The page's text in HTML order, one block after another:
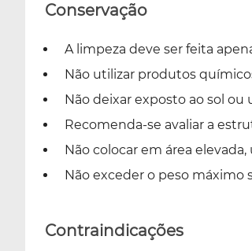
Conservação
A limpeza deve ser feita
Não utilizar produtos
Não deixar exposto ao sol ou
Recomenda-se avaliar a
Não colocar em área
Não exceder o peso máximo
Contraindicações